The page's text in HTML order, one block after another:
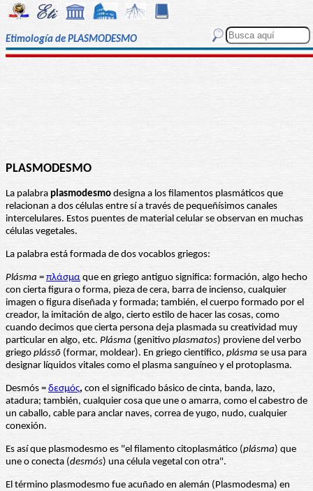
Etimología de PLASMODESMO
PLASMODESMO
La palabra plasmodesmo designa a los filamentos plasmáticos que
relacionan a dos células entre sí a través de pequeñísimos canales
intercelulares. Estos puentes de material celular se observan en muchas
células vegetales.
La palabra está formada de dos vocablos griegos:
Plásma = πλάσμα que en griego antiguo significa: formación, algo hecho
con cierta figura o forma, pieza de cera, barra de incienso, cualquier
imagen o figura diseñada y formada; también, el cuerpo formado por el
creador, la imitación de algo, cierto estilo de hacer las cosas, como
cuando decimos que cierta persona deja plasmada su creatividad muy
particular en algo, etc. Plásma (genitivo plasmatos) proviene del verbo
griego plássō (formar, moldear). En griego científico, plásma se usa para
designar líquidos vitales como el plasma sanguíneo y el protoplasma.
Desmós = δεσμός, con el significado básico de cinta, banda, lazo,
atadura; también, cualquier cosa que une o amarra, como el cabestro de
un caballo, cable para anclar naves, correa de yugo, nudo, cualquier
conexión.
Es así que plasmodesmo es "el filamento citoplasmático (plásma) que
une o conecta (desmós) una célula vegetal con otra".
El término plasmodesmo fue acuñado en alemán (Plasmodesma) en